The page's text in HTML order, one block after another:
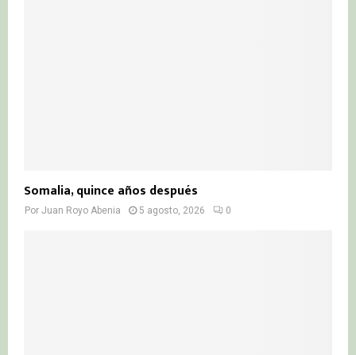
Somalia, quince años después
Por Juan Royo Abenia 5 agosto, 2026 0